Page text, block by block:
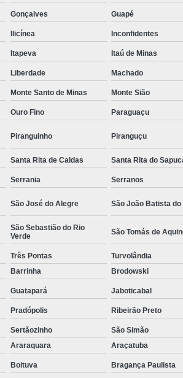
Gonçalves Guapé
Ilicínea Inconfidentes
Itapeva Itaú de Minas
Liberdade Machado
Monte Santo de Minas Monte Sião
Ouro Fino Paraguaçu
Piranguinho Piranguçu
Santa Rita de Caldas Santa Rita do
Serrania Serranos
São José do Alegre São João Batista do
São Sebastião do Rio
Verde
São Tomás de
Três Pontas Turvolândia
Barrinha Brodowski
Guatapará Jaboticabal
Pradópolis Ribeirão Preto
Sertãozinho São Simão
Araraquara Araçatuba
Boituva Bragança Paulista